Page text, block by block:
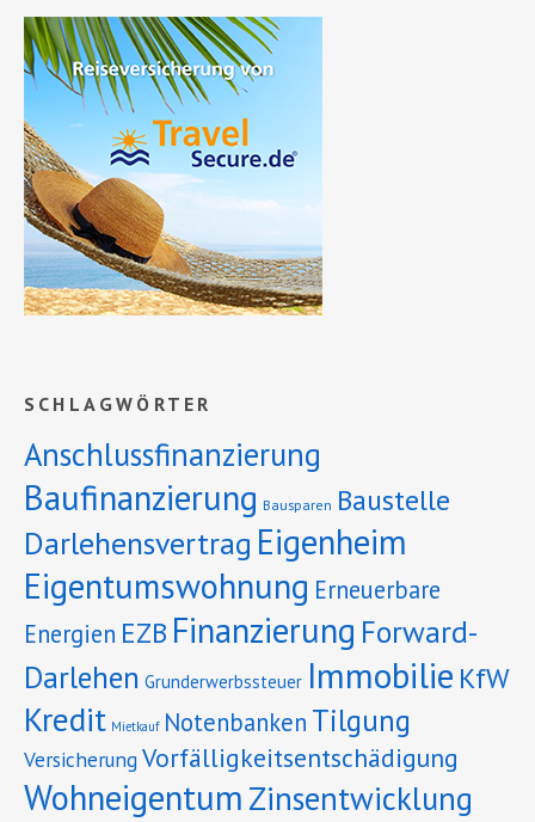
SCHLAGWÖRTER
Anschlussfinanzierung
Baufinanzierung Bausparen Baustelle
Darlehensvertrag Eigenheim
Eigentumswohnung Erneuerbare
Energien EZB Finanzierung Forward-
Darlehen Grunderwerbssteuer Immobilie KfW
Kredit Mietkauf Notenbanken Tilgung
VersicherungVorfälligkeitsentschädigung
Wohneigentum Zinsentwicklung